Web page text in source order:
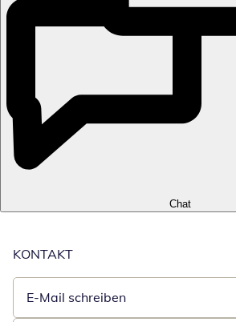
Chat
KONTAKT
E-Mail schreiben
Öffnet E-Mail-Client